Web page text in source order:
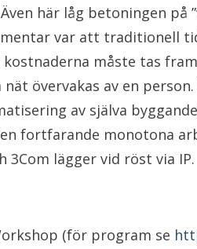
här låg betoningen på
var att traditionell
måste tas
övervakas av en
av själva
fortfarande monotona
lägger vid röst via IP.
(för program se